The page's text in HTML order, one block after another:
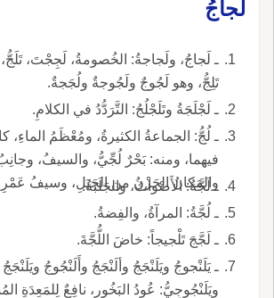
لَجاجُ
ـ لَجاجُ، ولَجاجةُ: الخُصومةُ، لَجِجْتَ،
تَلِجُّ، وهو لَجُوجٌ ولَجُوجةٌ ولُجَجةٌ.
ـ لَجْلَجَةُ وتَلَجْلُجُ: التَّرَدُّدُ في الكلامِ.
ـ لُجُّ: الجماعةُ الكثيرةُ، ومُعْظَمُ الماءِ،
فيهما، ومنه: بَحْرٌ لُجِّيُّ، والسيفُ،
والمَكانُ الحَزْنُ من الجَبَلِ، وسيفُ
ـ لَجَّةُ: الأَصْواتُ، والجَلَبَةُ.
ـ لُجَّةُ: المرآةُ، والفِضةُ.
ـ لَجَّجَ تَلْجيجاً: خاضَ اللُّجَّةَ.
ـ يَلَنْجوجُ ويَلَنْجَجُ وألَنْجَجُ وأَلَنْجُوجُ
ويَلَنْجُوجِيُّ: عُودُ البَخُورِ، نافِعٌ لِلمَعِدَةِ